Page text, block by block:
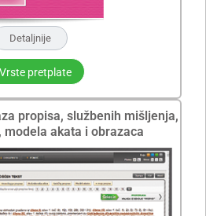
Detaljnije
Vrste pretplate
propisa, službenih mišljenja,
modela akata i obrazaca